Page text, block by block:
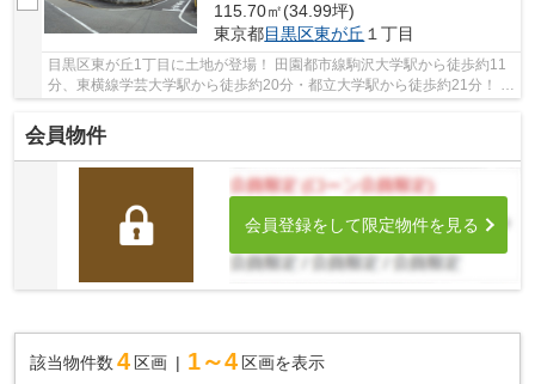
115.70㎡(34.99坪)
東京都目黒区東が丘 １丁目
目黒区東が丘1丁目に土地が登場！ 田園都市線駒沢大学駅から徒歩約11
分、東横線学芸大学駅から徒歩約20分・都立大学駅から徒歩約21分！ 2
会員物件
会員登録をして限定物件を見る
該当物件数 4 区画 1～4 区画を表示